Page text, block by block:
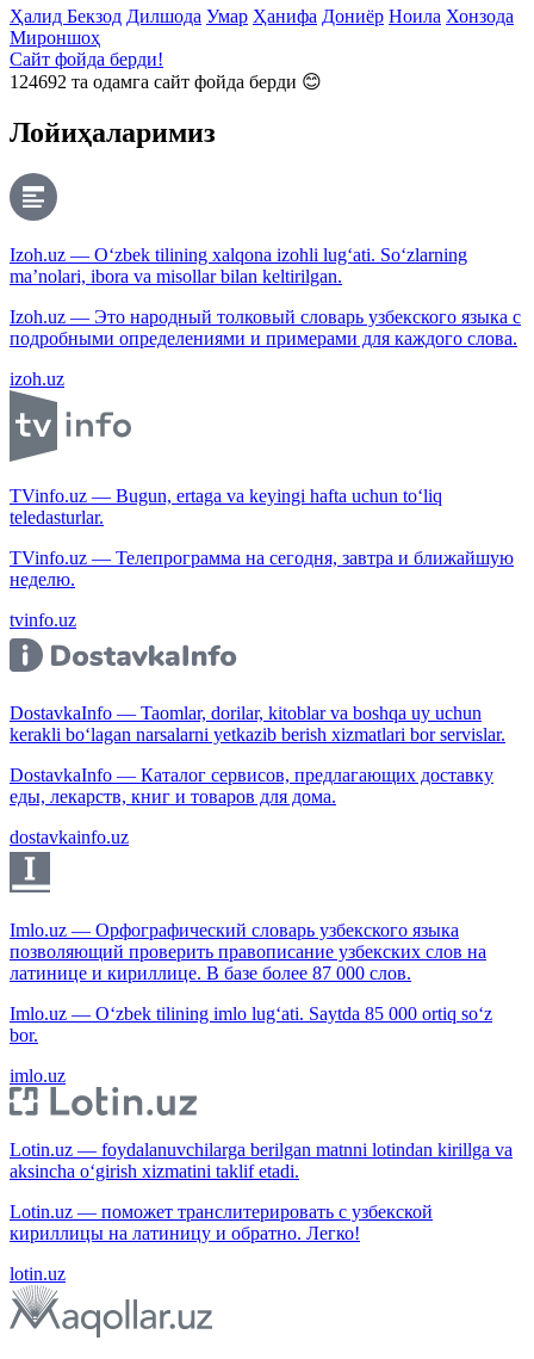
Ҳалид Бекзод Дилшода Умар Ҳанифа Дониёр Ноила Хонзода
Мироншоҳ
Сайт фойда берди!
124692 та одамга сайт фойда берди 😊
Лойиҳаларимиз
Izoh.uz — O‘zbek tilining xalqona izohli lug‘ati. So‘zlarning
ma’nolari, ibora va misollar bilan keltirilgan.
Izoh.uz — Это народный толковый словарь узбекского языка с
подробными определениями и примерами для каждого слова.
izoh.uz
TVinfo.uz — Bugun, ertaga va keyingi hafta uchun to‘liq
teledasturlar.
TVinfo.uz — Телепрограмма на сегодня, завтра и ближайшую
неделю.
tvinfo.uz
DostavkaInfo — Taomlar, dorilar, kitoblar va boshqa uy uchun
kerakli bo‘lagan narsalarni yetkazib berish xizmatlari bor servislar.
DostavkaInfo — Каталог сервисов, предлагающих доставку
еды, лекарств, книг и товаров для дома.
dostavkainfo.uz
Imlo.uz — Орфографический словарь узбекского языка
позволяющий проверить правописание узбекских слов на
латинице и кириллице. В базе более 87 000 слов.
Imlo.uz — O‘zbek tilining imlo lug‘ati. Saytda 85 000 ortiq so‘z
bor.
imlo.uz
Lotin.uz — foydalanuvchilarga berilgan matnni lotindan kirillga va
aksincha o‘girish xizmatini taklif etadi.
Lotin.uz — поможет транслитерировать с узбекской
кириллицы на латиницу и обратно. Легко!
lotin.uz